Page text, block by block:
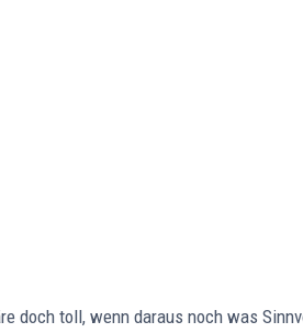
doch toll, wenn daraus noch was